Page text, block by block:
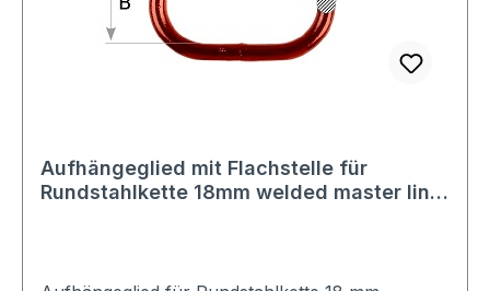
Aufhängeglied mit Flachstelle für
Rundstahlkette 18mm welded master link